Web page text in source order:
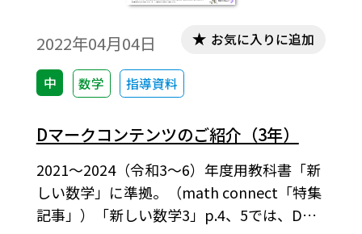
2022年04月04日
中 数学 指導資料
お気に入りに追加
Dマークコンテンツのご紹介（3年）
2021～2024（令和3～6）年度用教科書「新
しい数学」に準拠。（math connect「特集
記事」）「新しい数学3」p.4、5では、Dマ